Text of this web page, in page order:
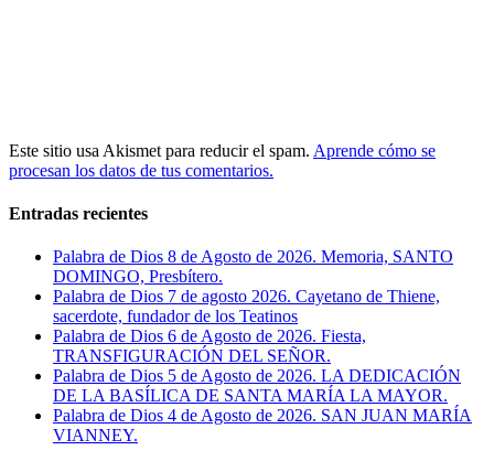
Este sitio usa Akismet para reducir el spam. Aprende cómo se
procesan los datos de tus comentarios.
Entradas recientes
Palabra de Dios 8 de Agosto de 2026. Memoria, SANTO
DOMINGO, Presbítero.
Palabra de Dios 7 de agosto 2026. Cayetano de Thiene,
sacerdote, fundador de los Teatinos
Palabra de Dios 6 de Agosto de 2026. Fiesta,
TRANSFIGURACIÓN DEL SEÑOR.
Palabra de Dios 5 de Agosto de 2026. LA DEDICACIÓN
DE LA BASÍLICA DE SANTA MARÍA LA MAYOR.
Palabra de Dios 4 de Agosto de 2026. SAN JUAN MARÍA
VIANNEY.